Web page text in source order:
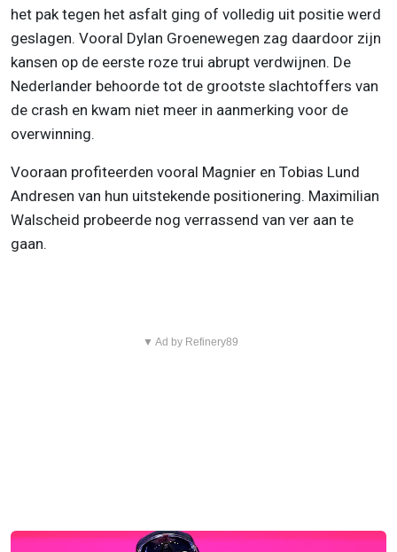
het pak tegen het asfalt ging of volledig uit positie werd
geslagen. Vooral Dylan Groenewegen zag daardoor zijn
kansen op de eerste roze trui abrupt verdwijnen. De
Nederlander behoorde tot de grootste slachtoffers van
de crash en kwam niet meer in aanmerking voor de
overwinning.
Vooraan profiteerden vooral Magnier en Tobias Lund
Andresen van hun uitstekende positionering. Maximilian
Walscheid probeerde nog verrassend van ver aan te
gaan.
▼ Ad by Refinery89